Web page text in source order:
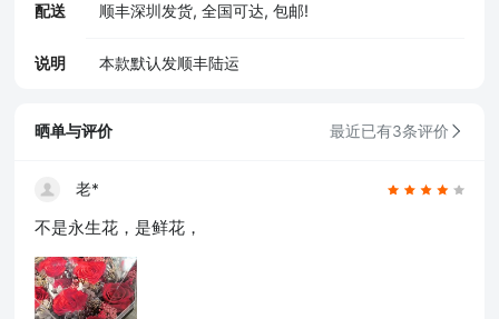
配送 顺丰深圳发货, 全国可达, 包邮!
说明 本款默认发顺丰陆运
晒单与评价 最近已有3条评价
老*
不是永生花，是鲜花，